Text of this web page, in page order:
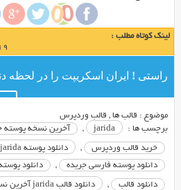
لینک کوتاه مطلب :
راستی ! ایران اسکریپت را در لحظه
موضوع : قالب ها , قالب وردپرس
برچسب ها :
jarida
, آخرین نسخه پوسته
خرید قالب وردپرس , دانلود پوسته jarida
دانلود پوسته فارسی جریده
, دانلود
دانلود قالب , دانلود قالب jarida آخرین نسخه